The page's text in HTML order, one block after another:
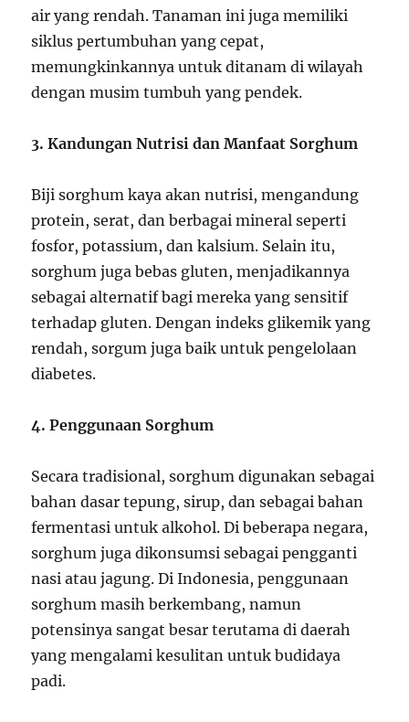
air yang rendah. Tanaman ini juga memiliki
siklus pertumbuhan yang cepat,
memungkinkannya untuk ditanam di wilayah
dengan musim tumbuh yang pendek.
3. Kandungan Nutrisi dan Manfaat Sorghum
Biji sorghum kaya akan nutrisi, mengandung
protein, serat, dan berbagai mineral seperti
fosfor, potassium, dan kalsium. Selain itu,
sorghum juga bebas gluten, menjadikannya
sebagai alternatif bagi mereka yang sensitif
terhadap gluten. Dengan indeks glikemik yang
rendah, sorgum juga baik untuk pengelolaan
diabetes.
4. Penggunaan Sorghum
Secara tradisional, sorghum digunakan sebagai
bahan dasar tepung, sirup, dan sebagai bahan
fermentasi untuk alkohol. Di beberapa negara,
sorghum juga dikonsumsi sebagai pengganti
nasi atau jagung. Di Indonesia, penggunaan
sorghum masih berkembang, namun
potensinya sangat besar terutama di daerah
yang mengalami kesulitan untuk budidaya
padi.